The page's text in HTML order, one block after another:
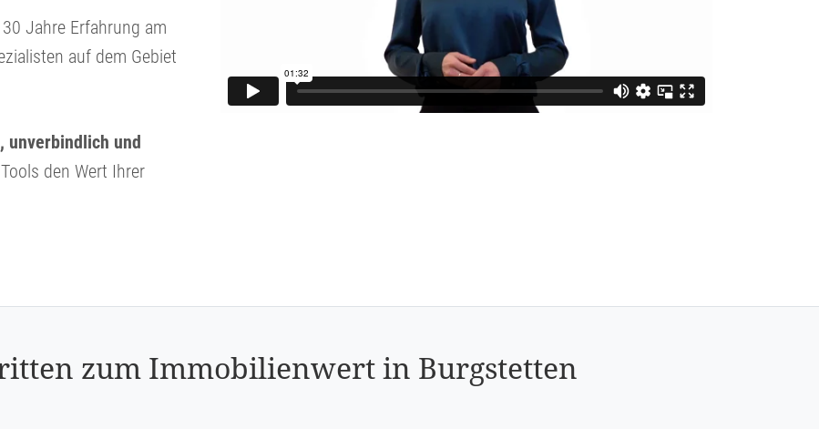
Jahre Erfahrung am
auf dem Gebiet
unverbindlich und
den Wert Ihrer
zum Immobilienwert in Burgstetten